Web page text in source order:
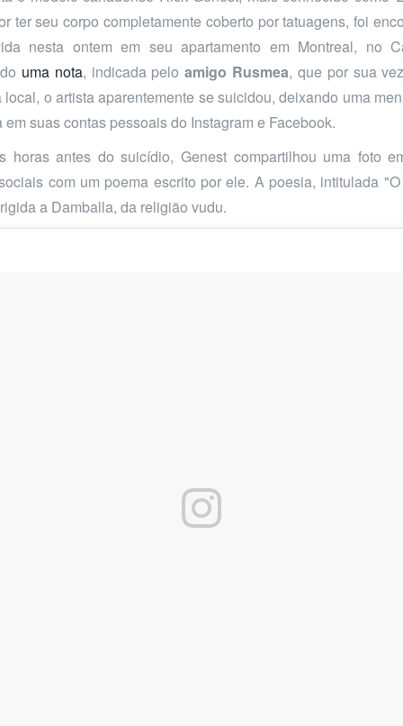
ter seu corpo completamente coberto por tatuagens, foi
nesta ontem em seu apartamento em Montreal, no
uma nota, indicada peloamigo Rusmea, que por sua
o artista aparentemente se suicidou, deixando uma
em suas contas pessoais do Instagram e Facebook.
horas antes do suicídio, Genest compartilhou uma foto
com um poema escrito por ele. A poesia, intitulada
a Damballa, da religião vudu.